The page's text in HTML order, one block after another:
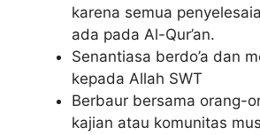
karena semua
ada pada Al-Qur’an.
Senantiasa berdo’a dan
kepada Allah SWT
Berbaur bersama orang-
kajian atau komunitas